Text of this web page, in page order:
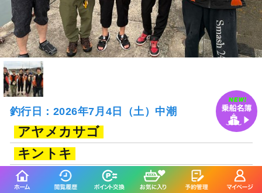
釣行日：2026年7月4日（土）中潮
アヤメカサゴ
キントキ
オニカサゴ